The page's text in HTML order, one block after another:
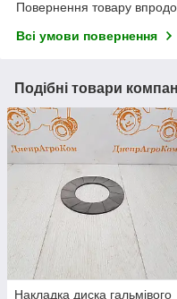
Повернення товару
Всі умови повернення
Подібні товари
Накладка диска гальмівого